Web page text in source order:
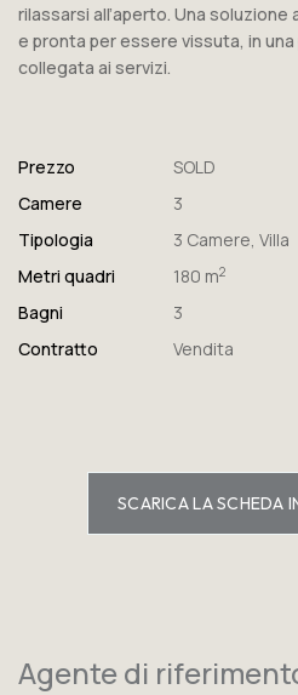
rilassarsi all’aperto. Una
e pronta per essere vissuta, in
collegata ai servizi.
Prezzo
SOLD
Camere
3
Tipologia
3 Camere, Villa
Metri quadri
180 m2
Bagni
3
Contratto
Vendita
SCARICA LA SCHEDA
Agente di